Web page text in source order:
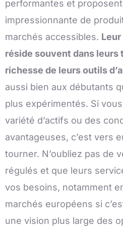
performantes et
impressionnante de
marchés accessibles.
réside souvent dans
richesse de leurs outils
aussi bien aux débutants
plus expérimentés. Si
variété d’actifs ou des
avantageuses, c’est vers
tourner. N’oubliez pas de
régulés et que leurs
vos besoins, notamment
marchés européens si
une vision plus large des